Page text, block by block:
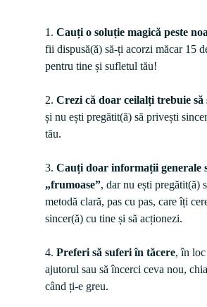
1. Cauți o soluție magică peste
fii dispusă(ă) să-ți acorzi măcar 15
pentru tine și sufletul tău!
2. Crezi că doar ceilalți trebuie să
și nu ești pregătit(ă) să privești
tău.
3. Cauți doar informații generale
„frumoase”, dar nu ești pregătit(ă)
metodă clară, pas cu pas, care îți
sincer(ă) cu tine și să acționezi.
4. Preferi să suferi în tăcere, în loc
ajutorul sau să încerci ceva nou,
când ți-e greu.